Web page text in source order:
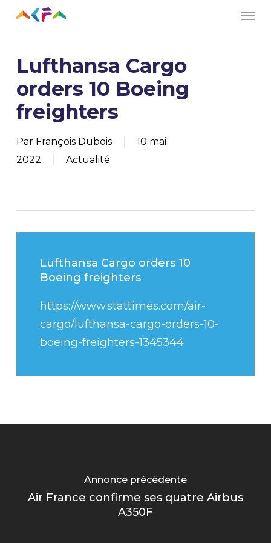
Skip
content
Lufthansa Cargo
orders 10 Boeing
freighters
Par François Dubois
10 mai
2022
Actualité
Lufthansa Cargo orders 10
Boeing freighters
https://www.stattimes.com/air-
cargo/lufthansa-cargo-orders-10-
boeing-freighters-1345344
Annonce précédente
Air France confirme ses quatre Airbus
A350F